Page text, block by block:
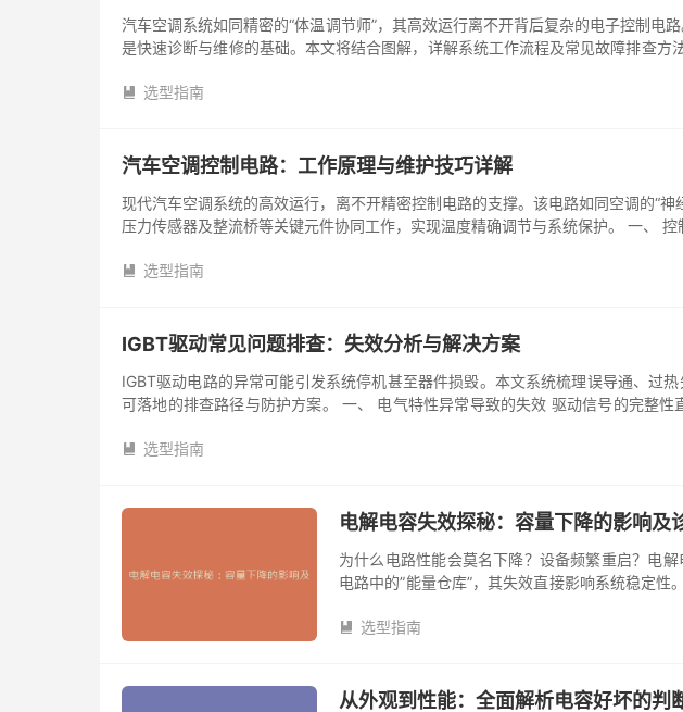
汽车空调系统如同精密的“体温调节师”，其高效运行离不开背后复杂的电子控制电
是快速诊断与维修的基础。本文将结合图解，详解系统工作流程及常见故障排查方
 选型指南
汽车空调控制电路：工作原理与维护技巧详解
现代汽车空调系统的高效运行，离不开精密控制电路的支撑。该电路如同空调的“神
压力传感器及整流桥等关键元件协同工作，实现温度精确调节与系统保护。 一、
 选型指南
IGBT驱动常见问题排查：失效分析与解决方案
IGBT驱动电路的异常可能引发系统停机甚至器件损毁。本文系统梳理误导通、过
可落地的排查路径与防护方案。 一、 电气特性异常导致的失效 驱动信号的完整性
 选型指南
电解电容失效探秘：容量下降的影响及
为什么电路性能会莫名下降？设备频繁重启？电
电路中的”能量仓库”，其失效直接影响系统稳定性
 选型指南
从外观到性能：全面解析电容好坏的判